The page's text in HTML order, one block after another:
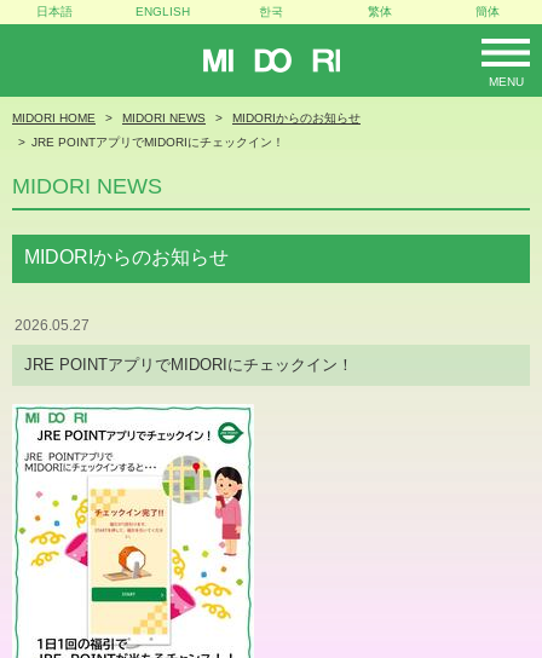
MIDORI MENU
日本語 ENGLISH 한국 繁体 簡体
MIDORI HOME MIDORI NEWS
MIDORIからのお知らせ
JRE POINTアプリでMIDORIにチェックイン！
MIDORI NEWS
MIDORIからのお知らせ
2026.05.27
JRE POINTアプリでMIDORIにチェックイン！